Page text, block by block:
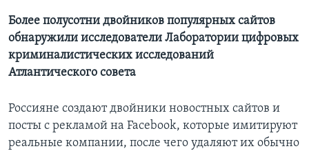
Более полусотни двойников популярных сайтов
обнаружили исследователи Лаборатории цифровых
криминалистических исследований
Атлантического совета
Россияне создают двойники новостных сайтов и
посты с рекламой на Facebook, которые имитируют
реальные компании, после чего удаляют их обычно